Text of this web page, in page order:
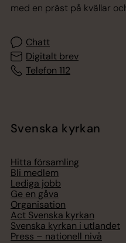
med en präst på kvällar
Chatt
Digitalt brev
Telefon 112
Svenska kyrkan
Hitta församling
Bli medlem
Lediga jobb
Ge en gåva
Organisation
Act Svenska kyrkan
Svenska kyrkan i utlandet
Press – nationell nivå